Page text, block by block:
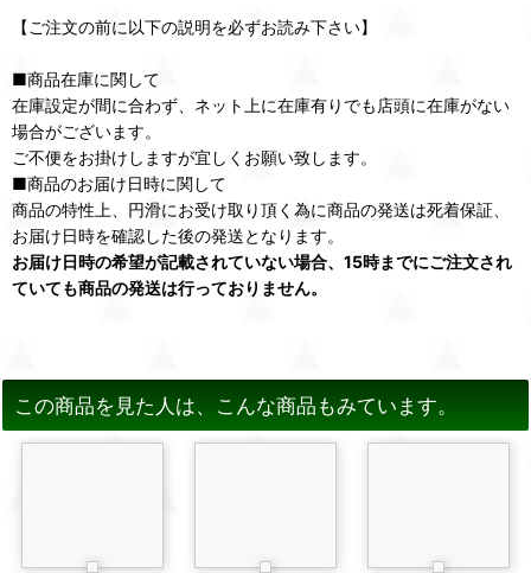
【ご注文の前に以下の説明を必ずお読み下さい】
■商品在庫に関して
在庫設定が間に合わず、ネット上に在庫有りでも店頭に在庫がない
場合がございます。
ご不便をお掛けしますが宜しくお願い致します。
■商品のお届け日時に関して
商品の特性上、円滑にお受け取り頂く為に商品の発送は死着保証、
お届け日時を確認した後の発送となります。
お届け日時の希望が記載されていない場合、15時までにご注文され
ていても商品の発送は行っておりません。
この商品を見た人は、こんな商品もみています。